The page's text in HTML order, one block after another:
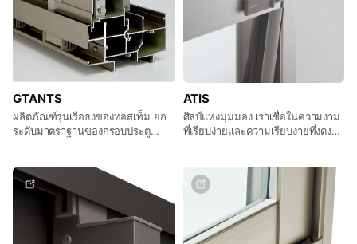
GTANTS
ผลิตภัณฑ์รุ่นเรือธงของทอสเท็ม ยก
ระดับมาตราฐานของกรอบประตู
มองสู่ภายนอกแบบพาโนรามา
ATIS
ศิลป์แห่งมุมมอง เราเชื่อในความงาม
ที่เรียบง่ายและความเรียบง่ายที่งดงาม
อันงดงาม